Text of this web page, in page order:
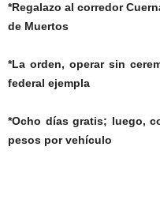
*Regalazo al corredor
de Muertos
*La orden, operar sin
federal ejempla
*Ocho días gratis; luego,
pesos por vehículo